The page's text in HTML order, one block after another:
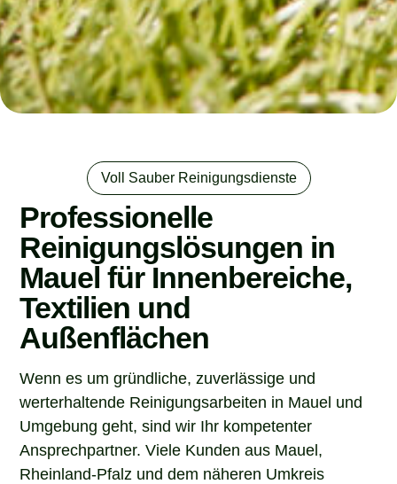
Voll Sauber Reinigungsdienste
Professionelle
Reinigungslösungen in
Mauel für Innenbereiche,
Textilien und
Außenflächen
Wenn es um gründliche, zuverlässige und
werterhaltende Reinigungsarbeiten in Mauel und
Umgebung geht, sind wir Ihr kompetenter
Ansprechpartner. Viele Kunden aus Mauel,
Rheinland-Pfalz und dem näheren Umkreis